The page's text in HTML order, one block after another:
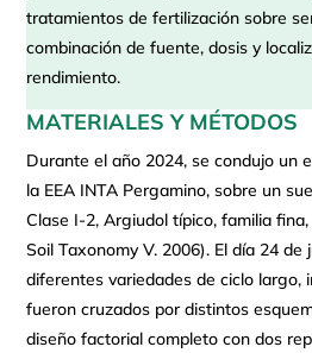
tratamientos de fertilización sobre
combinación de fuente, dosis y
rendimiento.
MATERIALES Y MÉTODOS
Durante el año 2024, se condujo un
la EEA INTA Pergamino, sobre un
Clase I-2, Argiudol típico, familia
Soil Taxonomy V. 2006). El día 24 de
diferentes variedades de ciclo largo,
fueron cruzados por distintos
diseño factorial completo con dos